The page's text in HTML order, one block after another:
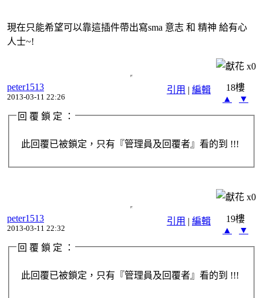
現在只能希望可以靠這插件帶出寫sma 意志 和 精神 給有心
人士~!
x0
引用 | 編輯
peter1513
2013-03-11 22:26
18樓
▲
▼
回 覆 鎖 定 ：
此回覆已被鎖定，只有『管理員及回覆者』看的到 !!!
x0
引用 | 編輯
peter1513
2013-03-11 22:32
19樓
▲
▼
回 覆 鎖 定 ：
此回覆已被鎖定，只有『管理員及回覆者』看的到 !!!